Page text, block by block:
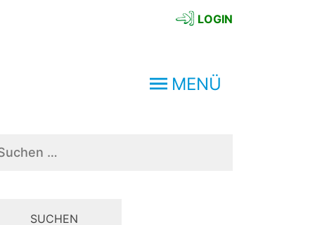
LOGIN
MENÜ